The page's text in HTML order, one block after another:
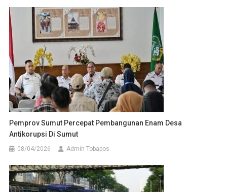
Pemprov Sumut Percepat Pembangunan Enam Desa
Antikorupsi Di Sumut
08/04/2026 Admin Tobapos